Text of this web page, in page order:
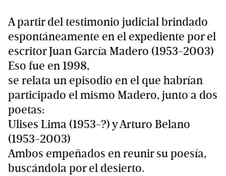
A partir del testimonio judicial brindado
espontáneamente en el expediente por el
escritor Juan García Madero (1953-2003)
Eso fue en 1998,
se relata un episodio en el que habrían
participado el mismo Madero, junto a dos
poetas:
Ulises Lima (1953-?) y Arturo Belano
(1953-2003)
Ambos empeñados en reunir su poesía,
buscándola por el desierto.